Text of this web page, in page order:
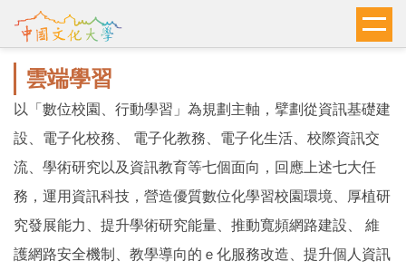
到
內
區
雲端學習
以「數位校園、行動學習」為規劃主軸，擘劃從資訊基礎建
設、電子化校務、 電子化教務、電子化生活、校際資訊交
流、學術研究以及資訊教育等七個面向，回應上述七大任
務，運用資訊科技，營造優質數位化學習校園環境、厚植研
究發展能力、提升學術研究能量、推動寬頻網路建設、 維
護網路安全機制、教學導向的ｅ化服務改造、提升個人資訊